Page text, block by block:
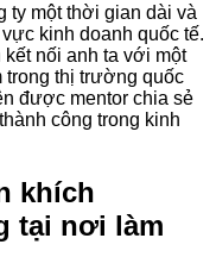
ty một thời gian dài và
kinh doanh quốc tế.
nối anh ta với một
trong thị trường quốc
được mentor chia sẻ
công trong kinh
khích
tại nơi làm